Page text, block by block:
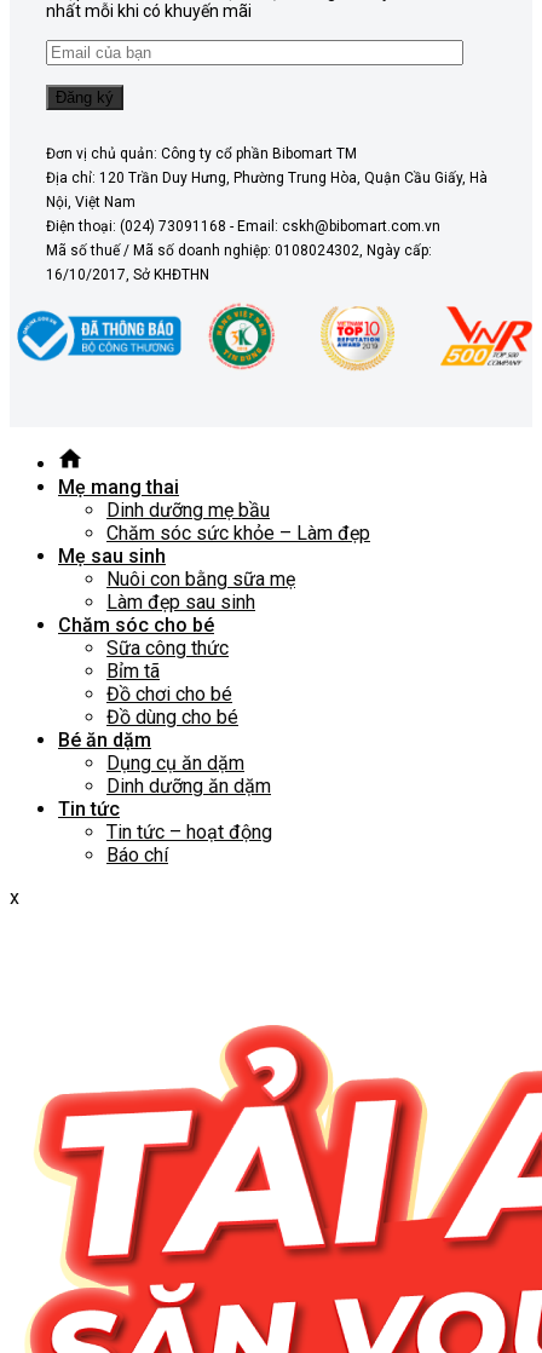
nhất mỗi khi có khuyến mãi
Đơn vị chủ quản: Công ty cổ phần Bibomart TM
Địa chỉ: 120 Trần Duy Hưng, Phường Trung Hòa, Quận Cầu Giấy, Hà
Nội, Việt Nam
Điện thoại: (024) 73091168 - Email: cskh@bibomart.com.vn
Mã số thuế / Mã số doanh nghiệp: 0108024302, Ngày cấp:
16/10/2017, Sở KHĐTHN
Mẹ mang thai
Dinh dưỡng mẹ bầu
Chăm sóc sức khỏe – Làm đẹp
Mẹ sau sinh
Nuôi con bằng sữa mẹ
Làm đẹp sau sinh
Chăm sóc cho bé
Sữa công thức
Bỉm tã
Đồ chơi cho bé
Đồ dùng cho bé
Bé ăn dặm
Dụng cụ ăn dặm
Dinh dưỡng ăn dặm
Tin tức
Tin tức – hoạt động
Báo chí
x